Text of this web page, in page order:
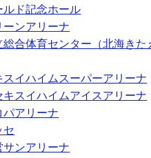
ルド記念ホール
ーンアリーナ
総合体育センター（北海きた
スイハイムスーパーアリーナ
キスイハイムアイスアリーナ
パアリーナ
セ
サンアリーナ